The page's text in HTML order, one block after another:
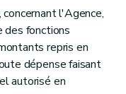
l'Agence,
des fonctions
repris en
dépense faisant
autorisé en